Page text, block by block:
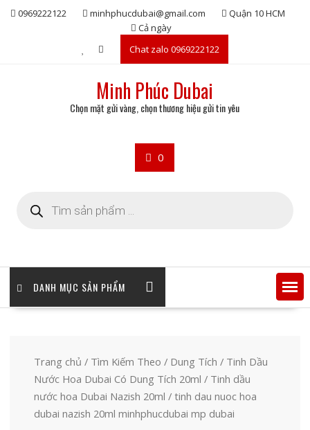
Skip0969222122 minhphucdubai@gmail.com
Quận 10 HCM
Cả ngày
Chat zalo 0969222122
Minh Phúc Dubai
Chọn mặt gửi vàng, chọn thương hiệu gửi tin yêu
0
kiếm
sản
DANH MỤC SẢN PHẨM
Trang chủ / Tìm Kiếm Theo / Dung Tích / Tinh Dầu
Nước Hoa Dubai Có Dung Tích 20ml / Tinh dầu
nước hoa Dubai Nazish 20ml / tinh dau nuoc hoa
dubai nazish 20ml minhphucdubai mp dubai